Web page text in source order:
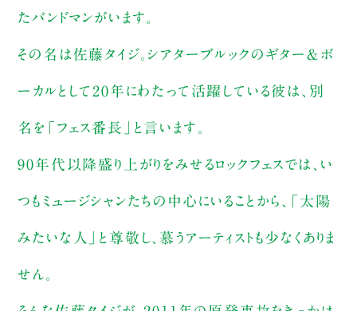
たバンドマンがいます。
その名は佐藤タイジ。シアターブルックのギター＆ボ
ーカルとして20年にわたって活躍している彼は、別
名を「フェス番長」と言います。
90年代以降盛り上がりをみせるロックフェスでは、い
つもミュージシャンたちの中心にいることから、「太陽
みたいな人」と尊敬し、慕うアーティストも少なくありま
せん。